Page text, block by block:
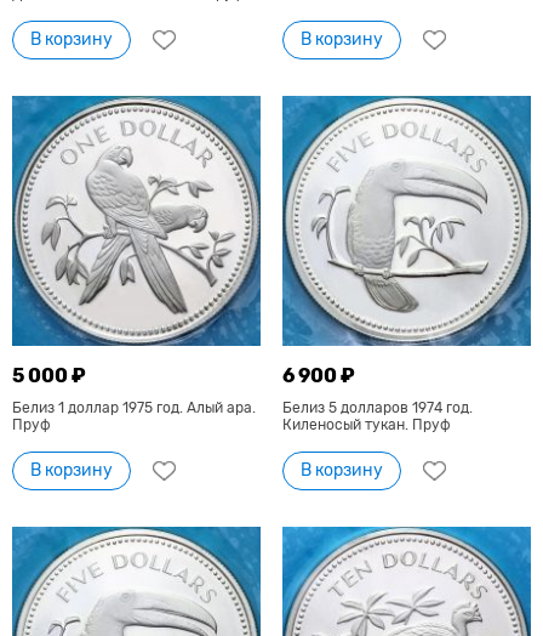
В корзину В корзину
5 000 ₽
Белиз 1 доллар 1975 год. Алый ара.
Пруф
В корзину
6 900 ₽
Белиз 5 долларов 1974 год.
Киленосый тукан. Пруф
В корзину